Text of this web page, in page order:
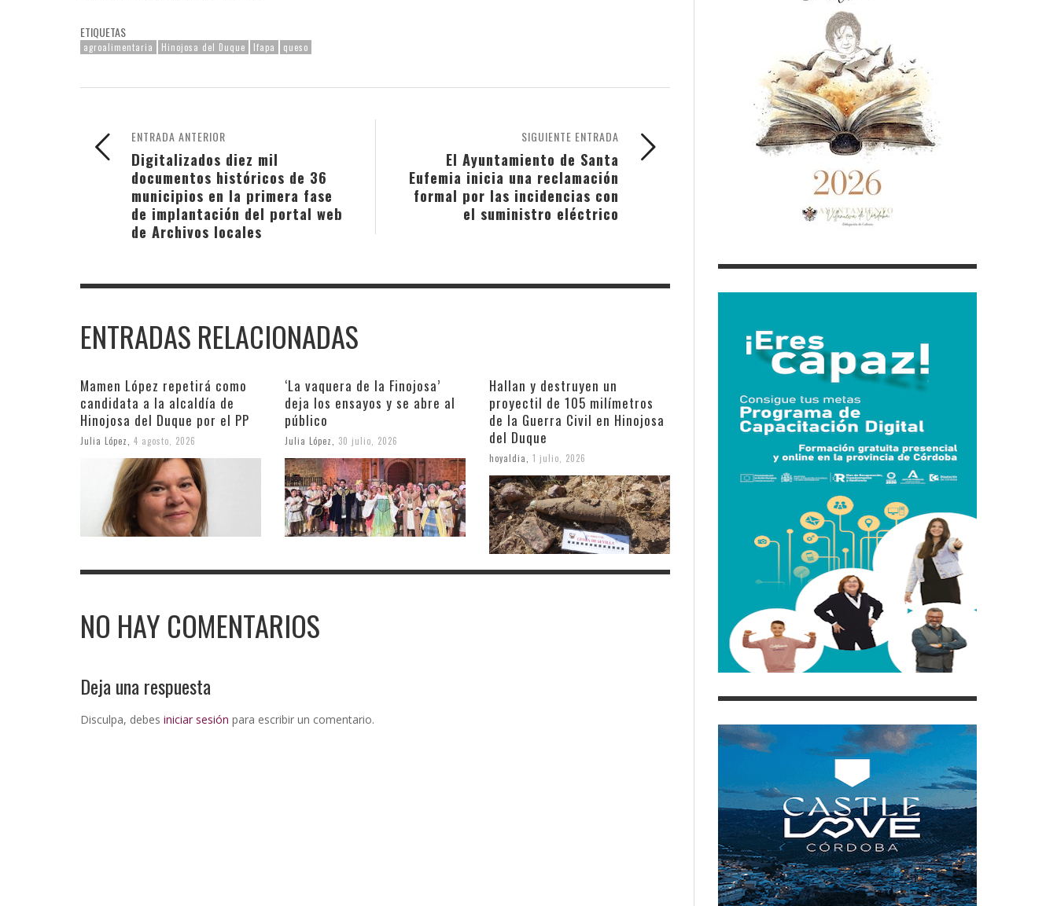
ETIQUETAS
agroalimentaria Hinojosa del Duque Ifapa queso
SIGUIENTE ENTRADA
El Ayuntamiento de Santa
Eufemia inicia una reclamación
formal por las incidencias con
el suministro eléctrico
ENTRADA ANTERIOR
Digitalizados diez mil
documentos históricos de 36
municipios en la primera fase
de implantación del portal web
de Archivos locales
ENTRADAS RELACIONADAS
Mamen López repetirá como
candidata a la alcaldía de
Hinojosa del Duque por el PP
Julia López 4 agosto, 2026
‘La vaquera de la Finojosa’
deja los ensayos y se abre al
público
Julia López 30 julio, 2026
Hallan y destruyen un
proyectil de 105 milímetros
de la Guerra Civil en Hinojosa
del Duque
hoyaldia 1 julio, 2026
NO HAY COMENTARIOS
Deja una respuesta
Disculpa, debes iniciar sesión para escribir un comentario.